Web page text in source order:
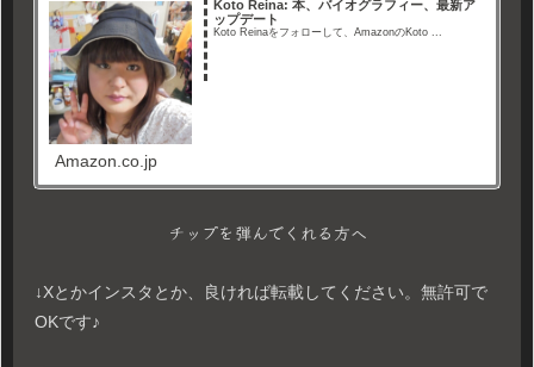
Koto Reina: 本、バイオグラフィー、最新ア
ップデート
Koto Reinaをフォローして、AmazonのKoto ...
Amazon.co.jp
チップを弾んでくれる方へ
↓Xとかインスタとか、良ければ転載してください。無許可で
OKです♪